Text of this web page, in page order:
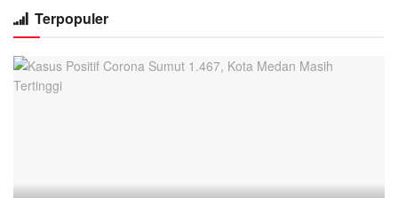
Terpopuler